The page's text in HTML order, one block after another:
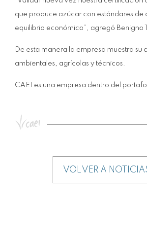
que produce azúcar con estándares de
equilibrio económico”, agregó Benigno
De esta manera la empresa muestra
ambientales, agrícolas y técnicos.
CAEI es una empresa dentro del
VOLVER A